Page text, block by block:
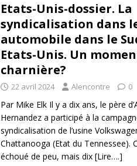
Etats-Unis-dossier. La
syndicalisation dans
automobile dans le
Etats-Unis. Un
charnière?
22 avril 2024 Alencontre 0
Par Mike Elk Il y a dix ans, le père
Hernandez a participé à la
syndicalisation de l’usine
Chattanooga (Etat du Tennessee).
échoué de peu, mais dix [Lire….]